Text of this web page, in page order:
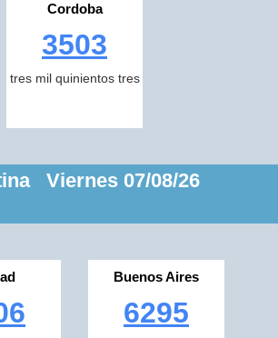
Cordoba
3503
tres mil quinientos tres
Viernes 07/08/26
Buenos Aires
6295